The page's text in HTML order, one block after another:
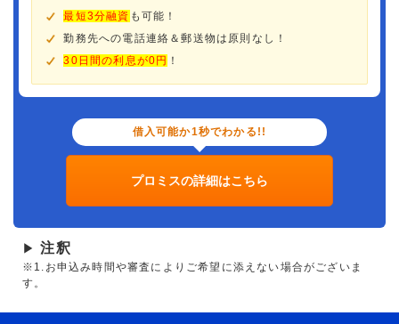
最短3分融資 も可能！
勤務先への電話連絡＆郵送物は原則なし！
30日間の利息が0円 ！
借入可能か1秒でわかる!!
プロミスの詳細はこちら
▶ 注釈
※1.お申込み時間や審査によりご希望に添えない場合がございま
す。